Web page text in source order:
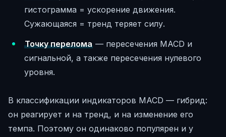
гистограмма = ускорение движения.
Сужающаяся = тренд теряет силу.
Точку перелома— пересечения MACD и
сигнальной, а также пересечения нулевого
уровня.
В классификации индикаторов MACD — гибрид:
он реагирует и на тренд, и на изменение его
темпа. Поэтому он одинаково популярен и у